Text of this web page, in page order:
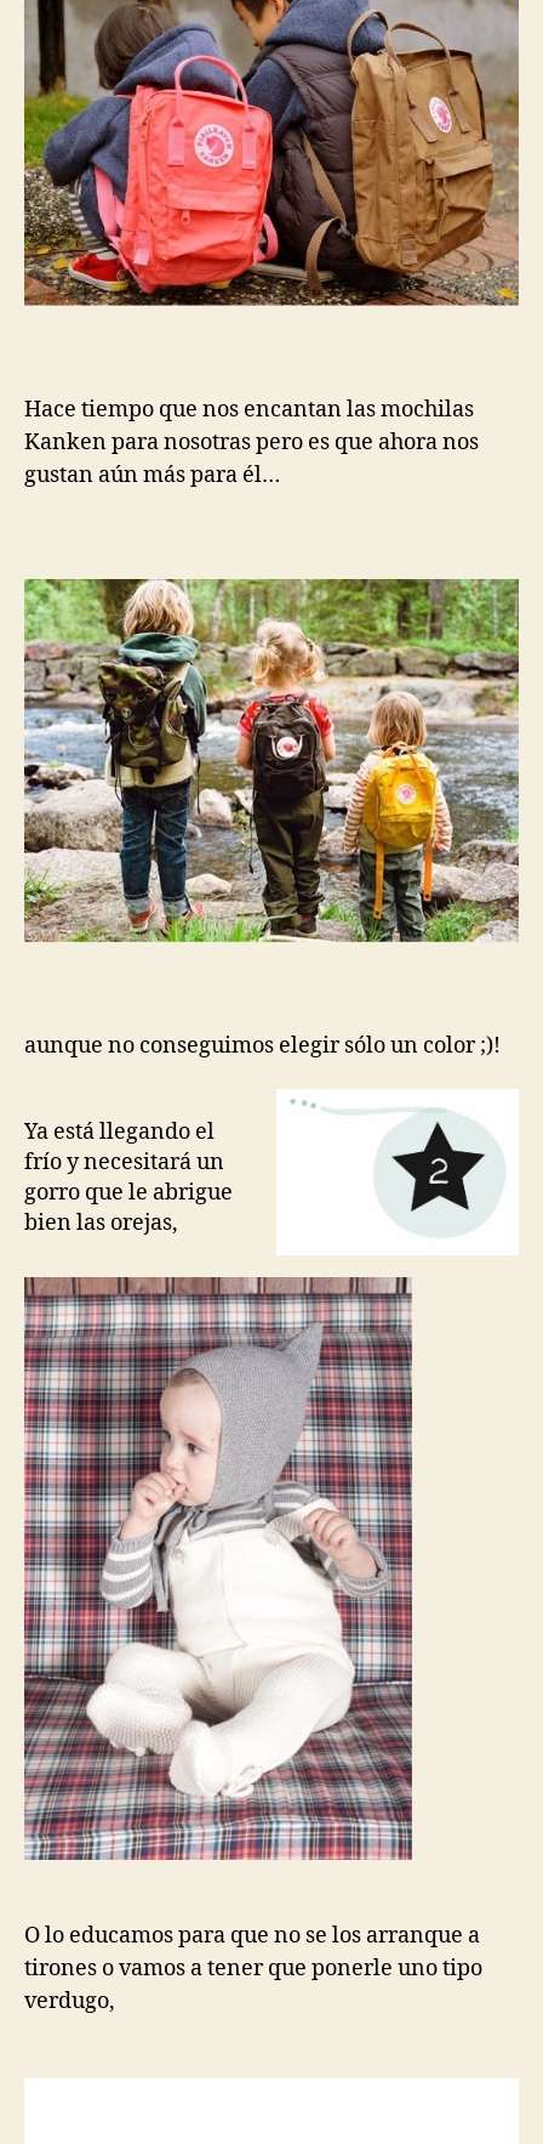
Hace tiempo que nos encantan las mochilas
Kanken para nosotras pero es que ahora nos
gustan aún más para él…
aunque no conseguimos elegir sólo un color ;)!
Ya está llegando el
frío y necesitará un
gorro que le abrigue
bien las orejas,
O lo educamos para que no se los arranque a
tirones o vamos a tener que ponerle uno tipo
verdugo,